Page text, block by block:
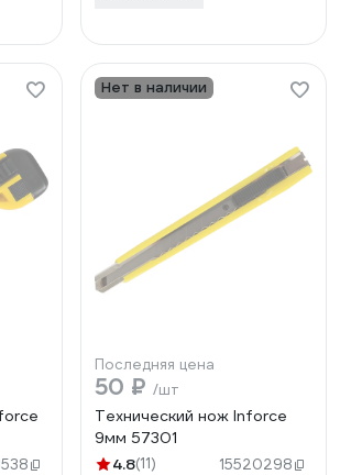
Нет в наличии
Последняя цена
50 ₽ /шт
Технический нож Inforce
9мм 57301
4.8(11) 15520298